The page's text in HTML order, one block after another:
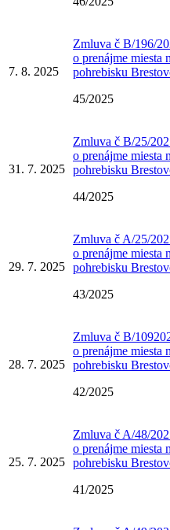
7. 8. 2025
Zmluva č B/196/
o prenájme miesta
pohrebisku
45/2025
31. 7. 2025
Zmluva č B/25/
o prenájme miesta
pohrebisku
44/2025
29. 7. 2025
Zmluva č A/25/
o prenájme miesta
pohrebisku
43/2025
28. 7. 2025
Zmluva č B/
o prenájme miesta
pohrebisku
42/2025
25. 7. 2025
Zmluva č A/48/
o prenájme miesta
pohrebisku
41/2025